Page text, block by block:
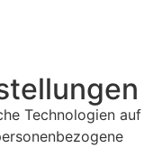
Technologien auf